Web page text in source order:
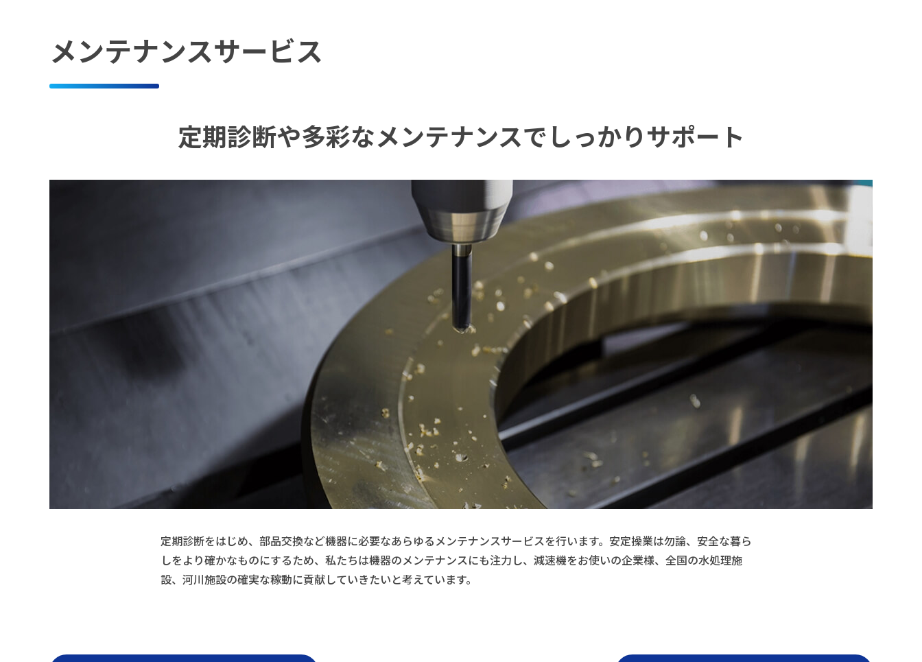
メンテナンスサービス
定期診断や多彩なメンテナンスでしっかりサポート
定期診断をはじめ、部品交換など機器に必要なあらゆるメンテナンスサービスを行います。安定操業は勿論、安全な暮ら
しをより確かなものにするため、私たちは機器のメンテナンスにも注力し、減速機をお使いの企業様、全国の水処理施
設、河川施設の確実な稼動に貢献していきたいと考えています。